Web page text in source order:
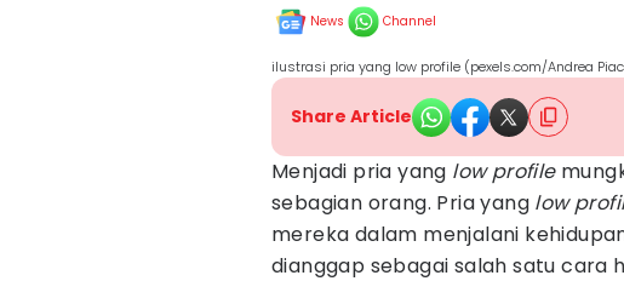
News Channel
ilustrasi pria yang low profile (pexels.com/Andrea
Share Article
Menjadi pria yang low profile
sebagian orang. Pria yang low
mereka dalam menjalani
dianggap sebagai salah satu cara